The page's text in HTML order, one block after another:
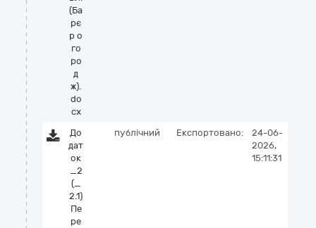
(Ба
рє
р о
го
ро
д
ж).
do
cx
До
дат
ок
_2
(_
2.1)
Пе
ре
публічний Експортовано:
24-06-
2026,
15:11:31